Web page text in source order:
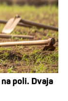
poli. Dvaja